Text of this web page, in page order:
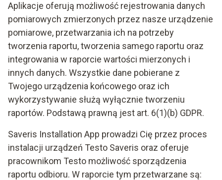
Aplikacje oferują możliwość rejestrowania danych
pomiarowych zmierzonych przez nasze urządzenie
pomiarowe, przetwarzania ich na potrzeby
tworzenia raportu, tworzenia samego raportu oraz
integrowania w raporcie wartości mierzonych i
innych danych. Wszystkie dane pobierane z
Twojego urządzenia końcowego oraz ich
wykorzystywanie służą wyłącznie tworzeniu
raportów. Podstawą prawną jest art. 6(1)(b) GDPR.
Saveris Installation App prowadzi Cię przez proces
instalacji urządzeń Testo Saveris oraz oferuje
pracownikom Testo możliwość sporządzenia
raportu odbioru. W raporcie tym przetwarzane są: